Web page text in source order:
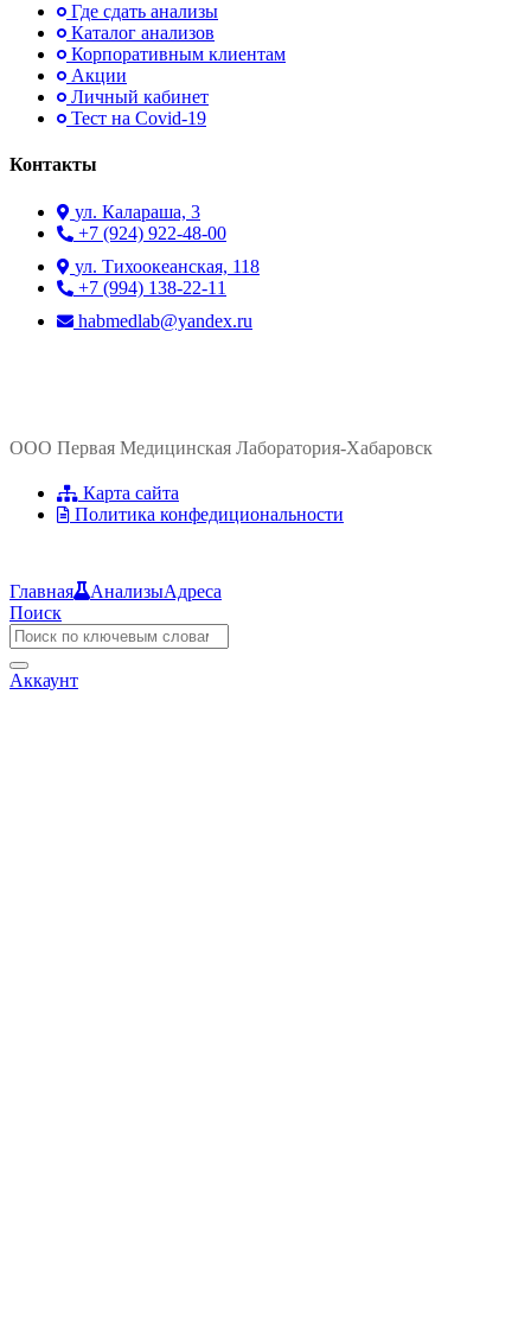
Где сдать анализы
Каталог анализов
Корпоративным клиентам
Акции
Личный кабинет
Тест на Covid-19
Контакты
ул. ​Калараша, 3
+7 (924) 922-48-00
ул. ​Тихоокеанская, 118
+7 (994) 138-22-11
habmedlab@yandex.ru
ООО Первая Медицинская Лаборатория-Хабаровск
Карта сайта
Политика конфедициональности
Главная АнализыАдреса
Поиск
Аккаунт